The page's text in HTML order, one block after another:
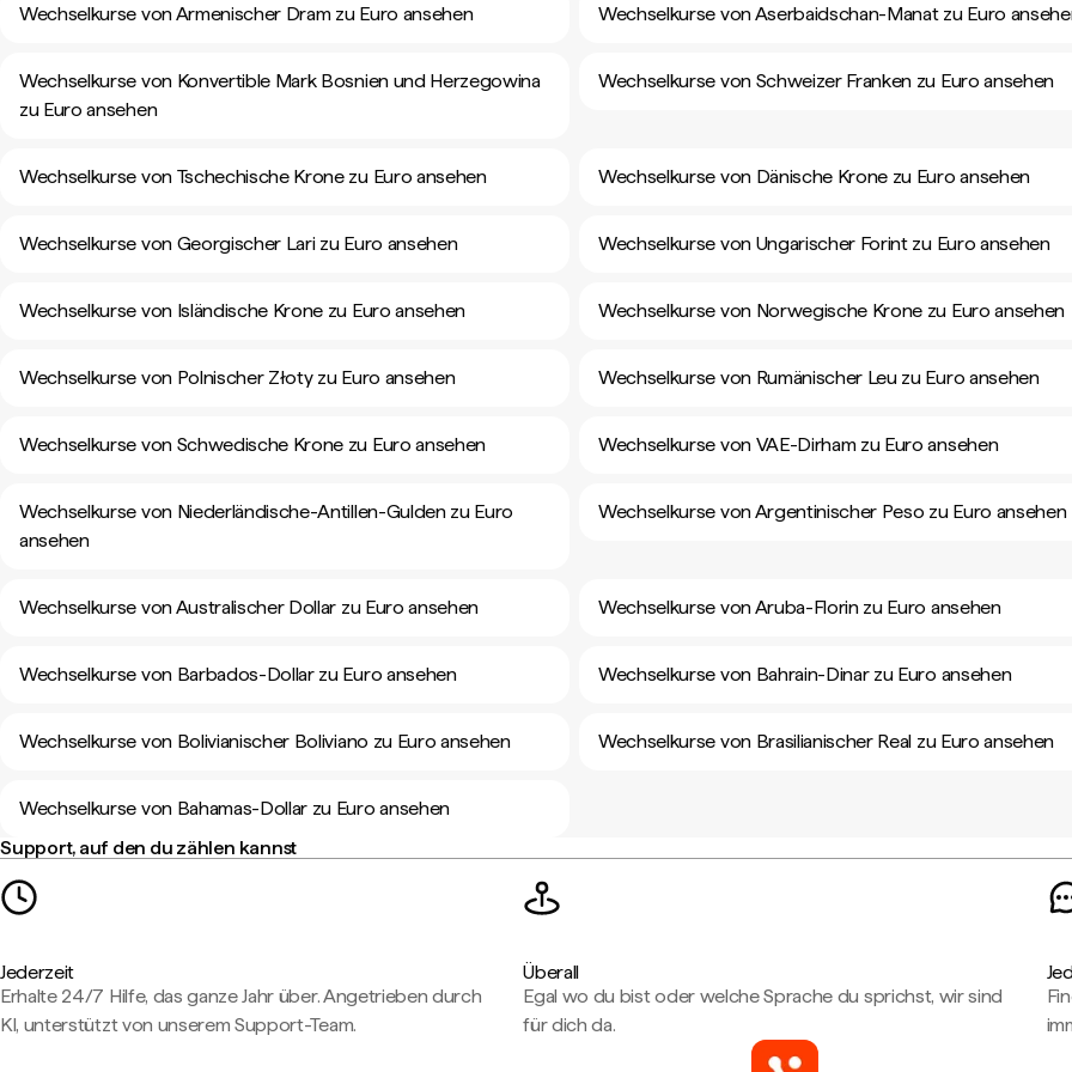
Wechselkurse von Armenischer Dram zu Euro ansehen Wechselkurse von Aserbaidschan-Manat zu Euro
Wechselkurse von Konvertible Mark Bosnien und Herzegowina
zu Euro ansehen
Wechselkurse von Schweizer Franken zu Euro ansehen
Wechselkurse von Tschechische Krone zu Euro ansehen Wechselkurse von Dänische Krone zu Euro ansehen
Wechselkurse von Georgischer Lari zu Euro ansehen Wechselkurse von Ungarischer Forint zu Euro ansehen
Wechselkurse von Isländische Krone zu Euro ansehen Wechselkurse von Norwegische Krone zu Euro ansehen
Wechselkurse von Polnischer Złoty zu Euro ansehen Wechselkurse von Rumänischer Leu zu Euro ansehen
Wechselkurse von Schwedische Krone zu Euro ansehen Wechselkurse von VAE-Dirham zu Euro ansehen
Wechselkurse von Niederländische-Antillen-Gulden zu Euro
ansehen
Wechselkurse von Argentinischer Peso zu Euro ansehen
Wechselkurse von Australischer Dollar zu Euro ansehen Wechselkurse von Aruba-Florin zu Euro ansehen
Wechselkurse von Barbados-Dollar zu Euro ansehen Wechselkurse von Bahrain-Dinar zu Euro ansehen
Wechselkurse von Bolivianischer Boliviano zu Euro ansehen Wechselkurse von Brasilianischer Real zu Euro ansehen
Wechselkurse von Bahamas-Dollar zu Euro ansehen
Support, auf den du zählen kannst
Jederzeit
Erhalte 24/7 Hilfe, das ganze Jahr über. Angetrieben durch
KI, unterstützt von unserem Support-Team.
Überall
Egal wo du bist oder welche Sprache du sprichst, wir sind
für dich da.